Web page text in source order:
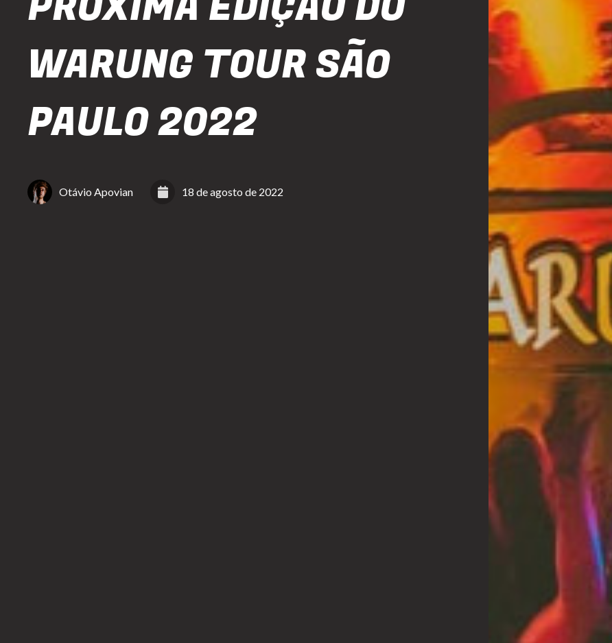
WARUNG TOUR SÃO
PAULO 2022
Otávio Apovian 18 de agosto de 2022